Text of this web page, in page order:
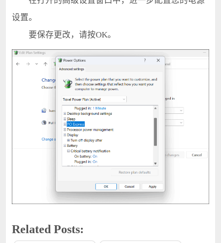
设置。
要保存更改，请按OK。
Related Posts: